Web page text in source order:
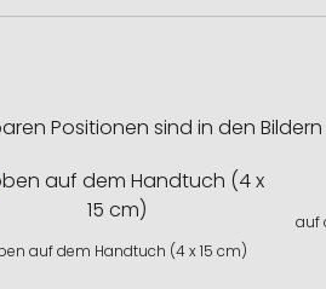
Positionen sind in den
auf dem Handtuch (4 x 15 cm)
auf